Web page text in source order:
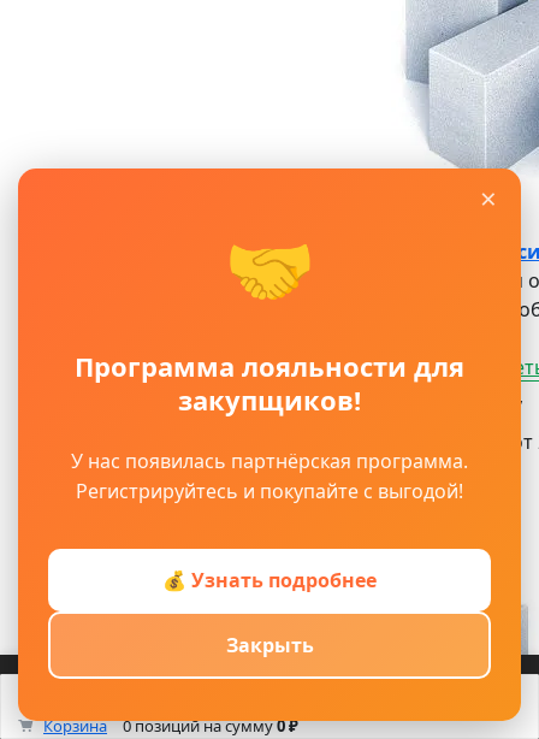
Газоблок
Основная
Также
Узнать цену
Под заказ
Артикул:
ЦБ-00003868
×
🤝
Программа лояльности для
закупщиков!
У нас появилась партнёрская программа.
Регистрируйтесь и покупайте с выгодой!
💰 Узнать подробнее
Закрыть
Корзина 0 позицийна сумму0 ₽
Каталог Смотрели Max/TG
Корзина
0